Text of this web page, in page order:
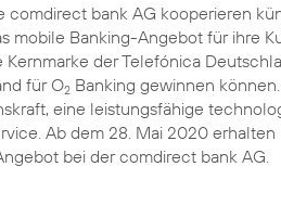
comdirect bank AG kooperieren
mobile Banking-Angebot für ihre
Kernmarke der Telefónica
für O2 Banking gewinnen
eine leistungsfähige
Ab dem 28. Mai 2020 erhalten
bei der comdirect bank AG.